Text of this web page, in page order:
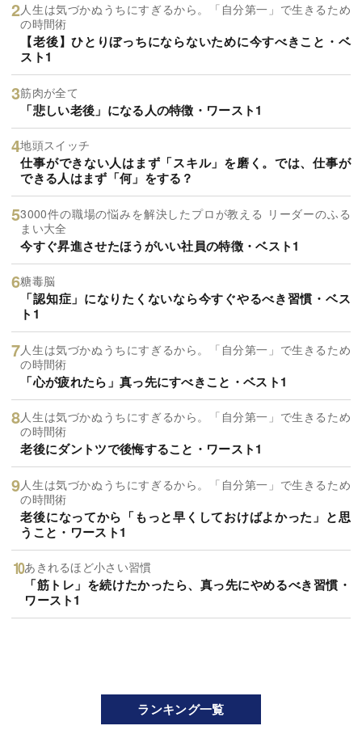
人生は気づかぬうちにすぎるから。「自分第一」で生きるため
の時間術
【老後】ひとりぼっちにならないために今すべきこと・ベ
スト1
筋肉が全て
「悲しい老後」になる人の特徴・ワースト1
地頭スイッチ
仕事ができない人はまず「スキル」を磨く。では、仕事が
できる人はまず「何」をする？
3000件の職場の悩みを解決したプロが教える リーダーのふる
まい大全
今すぐ昇進させたほうがいい社員の特徴・ベスト1
糖毒脳
「認知症」になりたくないなら今すぐやるべき習慣・ベス
ト1
人生は気づかぬうちにすぎるから。「自分第一」で生きるため
の時間術
「心が疲れたら」真っ先にすべきこと・ベスト1
人生は気づかぬうちにすぎるから。「自分第一」で生きるため
の時間術
老後にダントツで後悔すること・ワースト1
人生は気づかぬうちにすぎるから。「自分第一」で生きるため
の時間術
老後になってから「もっと早くしておけばよかった」と思
うこと・ワースト1
あきれるほど小さい習慣
「筋トレ」を続けたかったら、真っ先にやめるべき習慣・
ワースト1
ランキング一覧